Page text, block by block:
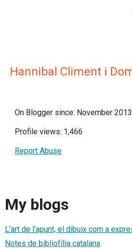
Hannibal Climent i
On Blogger since: November 2013
Profile views: 1,466
Report Abuse
My blogs
L’art de l’apunt, el dibuix com a
Notes de bibliofília catalana